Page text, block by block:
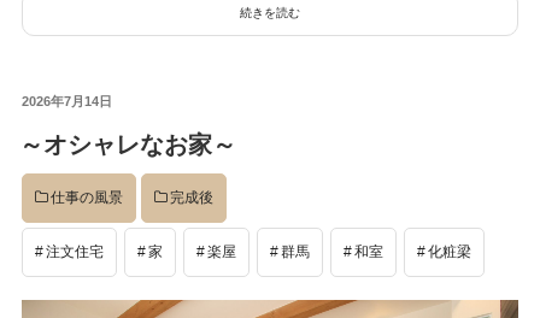
続きを読む
投
日:
2026年7月14日
～オシャレなお家～
仕事の風景 完成後
注文住宅 家 楽屋 群馬 和室 化粧梁